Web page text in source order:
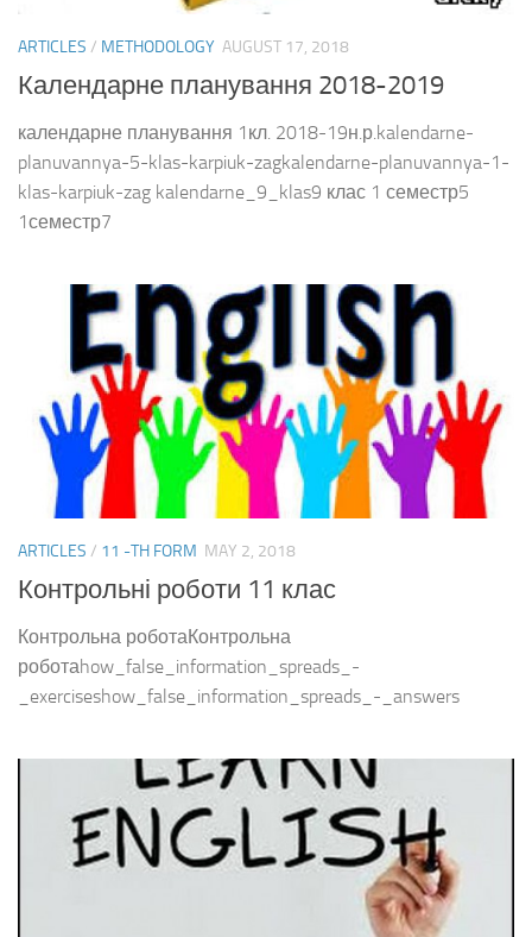
ARTICLES / METHODOLOGY AUGUST 17, 2018
Календарне планування 2018-2019
календарне планування 1кл. 2018-19н.р.kalendarne-
planuvannya-5-klas-karpiuk-zagkalendarne-planuvannya-1-
klas-karpiuk-zag kalendarne_9_klas9 клас 1 семестр5
1семестр7
ARTICLES / 11 -TH FORM MAY 2, 2018
Контрольні роботи 11 клас
Контрольна роботаКонтрольна
роботаhow_false_information_spreads_-
_exerciseshow_false_information_spreads_-_answers